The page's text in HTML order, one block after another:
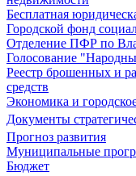
Бесплатная
Городской фонд
Отделение ПФР по
Голосование
Реестр брошенных и
средств
Экономика и
Документы
Прогноз развития
Муниципальные
Бюджет